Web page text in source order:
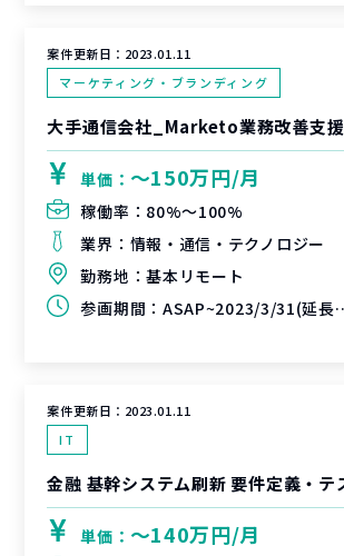
案件更新日： 2023.01.11
マーケティング・ブランディング
大手通信会社_Marketo業務改善支援
単価： 〜150万円/月
稼働率： 80%〜100%
業界： 情報・通信・テクノロジー
勤務地：基本リモート
参画期間： ASAP~2023/3/31(延長可能性あり)
案件更新日： 2023.01.11
IT
単価： 〜140万円/月